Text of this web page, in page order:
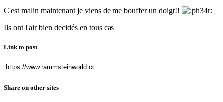
C'est malin maintenant je viens de me bouffer un doigt!!
Ils ont l'air bien decidés en tous cas
Link to post
Share on other sites